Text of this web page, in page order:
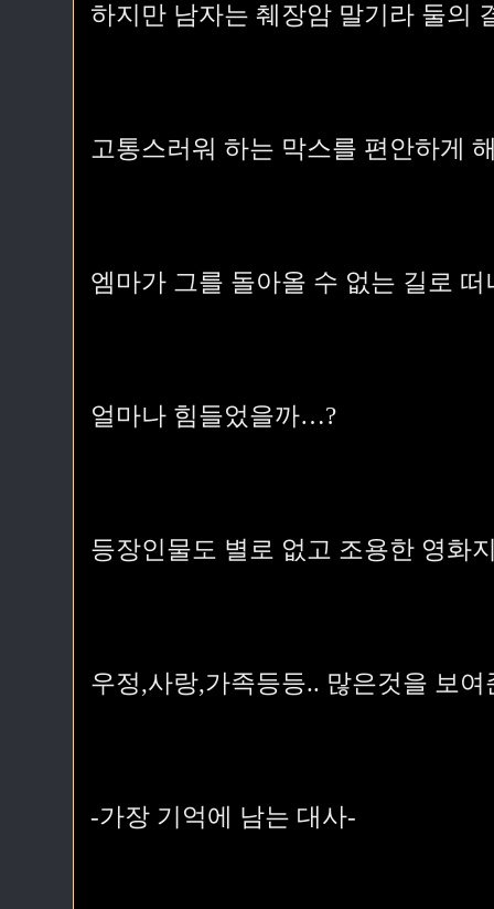
하지만 남자는 췌장암 말기라 둘의
고통스러워 하는 막스를 편안하게
엠마가 그를 돌아올 수 없는 길로 떠
얼마나 힘들었을까…?
등장인물도 별로 없고 조용한 영화
우정,사랑,가족등등.. 많은것을 보
-가장 기억에 남는 대사-